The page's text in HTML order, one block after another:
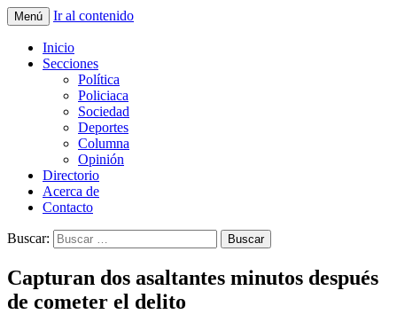
La Yunta de Tepic
Menú Ir al contenido
Inicio
Secciones
Política
Policiaca
Sociedad
Deportes
Columna
Opinión
Directorio
Acerca de
Contacto
Buscar:
Capturan dos asaltantes minutos después
de cometer el delito